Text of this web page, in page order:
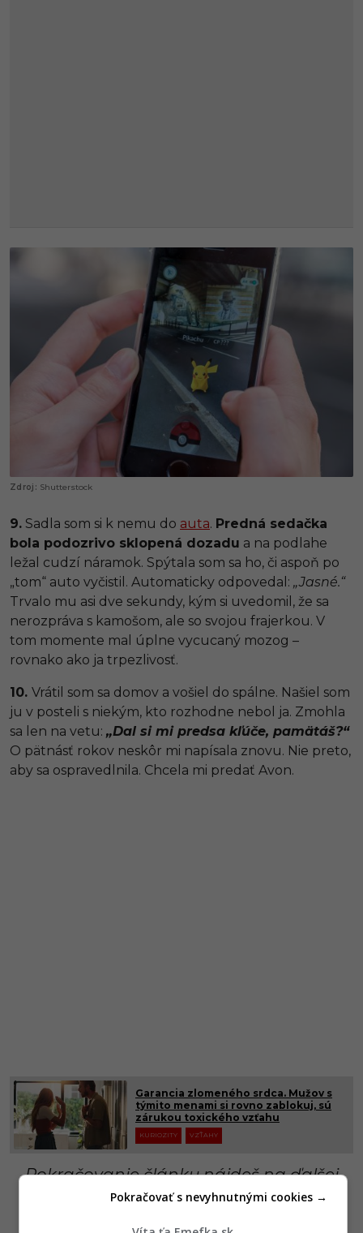
Shutterstock
9. Sadla som si k nemu do auta. Predná sedačka
bola podozrivo sklopená dozadu a na podlahe
ležal cudzí náramok. Spýtala som sa ho, či aspoň po
„tom“ auto vyčistil. Automaticky odpovedal: „Jasné.“
Trvalo mu asi dve sekundy, kým si uvedomil, že sa
nerozpráva s kamošom, ale so svojou frajerkou. V
tom momente mal úplne vycucaný mozog –
rovnako ako ja trpezlivosť.
10. Vrátil som sa domov a vošiel do spálne. Našiel som
ju v posteli s niekým, kto rozhodne nebol ja. Zmohla
sa len na vetu: „Dal si mi predsa kľúče, pamätáš?“
O pätnásť rokov neskôr mi napísala znovu. Nie preto,
aby sa ospravedlnila. Chcela mi predať Avon.
Garancia zlomeného srdca. Mužov s
týmito menami si rovno zablokuj, sú
zárukou toxického vzťahu
KURIOZITY VZŤAHY
Pokračovanie článku nájdeš na ďalšej
strane
Pokračovať s nevyhnutnými cookies →